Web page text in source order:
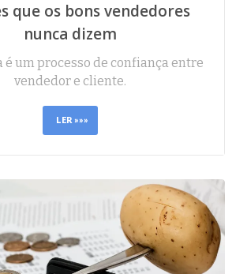
que os bons vendedores
nunca dizem
é um processo de confiança entre
vendedor e cliente.
LER »»»